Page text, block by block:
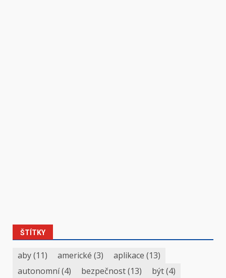
ŠTÍTKY
aby(11) americké (3) aplikace (13)
autonomní(4) bezpečnost(13) být(4)